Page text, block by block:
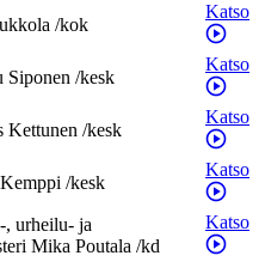
/kok
Katso
Siponen /kesk
Katso
Kettunen /kesk
Katso
Kemppi /kesk
Katso
, urheilu- ja
Mika Poutala /kd
Katso